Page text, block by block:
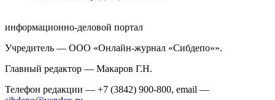
информационно-деловой портал
Учредитель — ООО «Онлайн-журнал «Сибдепо»».
Главный редактор — Макаров Г.Н.
Телефон редакции — +7 (3842) 900-800, email —